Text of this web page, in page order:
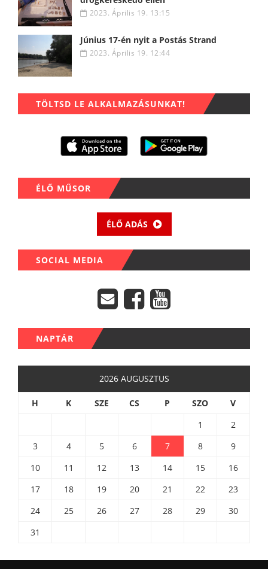
2023. Április 19. 13:15
Június 17-én nyit a Postás Strand
2023. Április 19. 12:44
TÖLTSD LE ALKALMAZÁSUNKAT!
ÉLŐ MŰSOR
ÉLŐ ADÁS
SOCIAL MEDIA
NAPTÁR
2026 AUGUSZTUS
H K SZE CS P SZO
V
1
2
3
4 5 6 7 8
9
10
11 12 13 14 15
16
17
18 19 20 21 22
23
24
25 26 27 28 29
30
31